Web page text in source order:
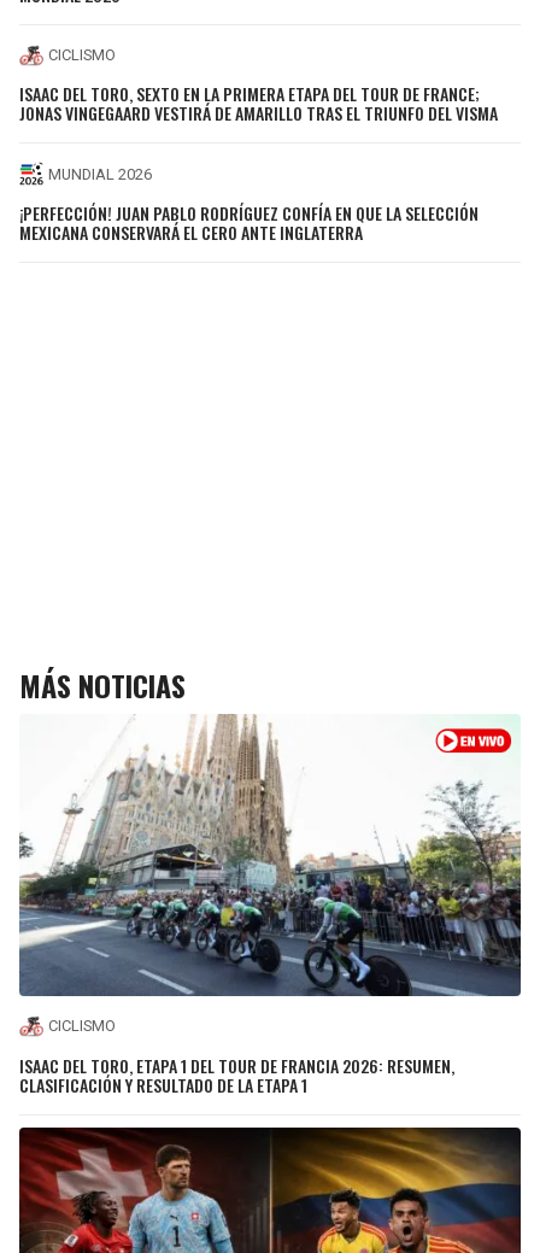
CICLISMO
ISAAC DEL TORO, SEXTO EN LA PRIMERA ETAPA DEL TOUR DE FRANCE;
JONAS VINGEGAARD VESTIRÁ DE AMARILLO TRAS EL TRIUNFO DEL VISMA
MUNDIAL 2026
¡PERFECCIÓN! JUAN PABLO RODRÍGUEZ CONFÍA EN QUE LA SELECCIÓN
MEXICANA CONSERVARÁ EL CERO ANTE INGLATERRA
MÁS NOTICIAS
CICLISMO
ISAAC DEL TORO, ETAPA 1 DEL TOUR DE FRANCIA 2026: RESUMEN,
CLASIFICACIÓN Y RESULTADO DE LA ETAPA 1